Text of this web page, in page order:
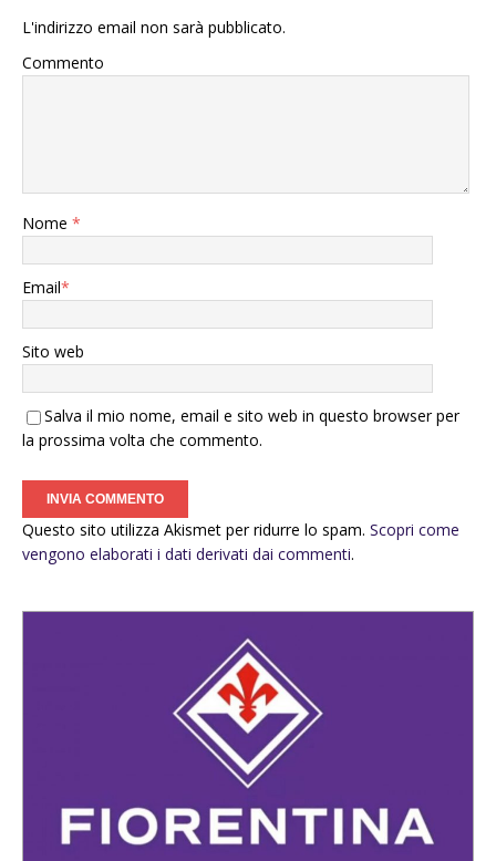
L'indirizzo email non sarà pubblicato.
Commento
Nome *
Email*
Sito web
Salva il mio nome, email e sito web in questo browser per
la prossima volta che commento.
Questo sito utilizza Akismet per ridurre lo spam. Scopri come
vengono elaborati i dati derivati dai commenti.